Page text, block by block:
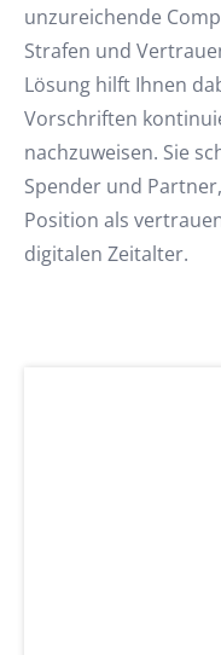
unzureichende
Strafen und
Lösung hilft Ihnen
Vorschriften
nachzuweisen. Sie
Spender und
Position als
digitalen Zeitalter.